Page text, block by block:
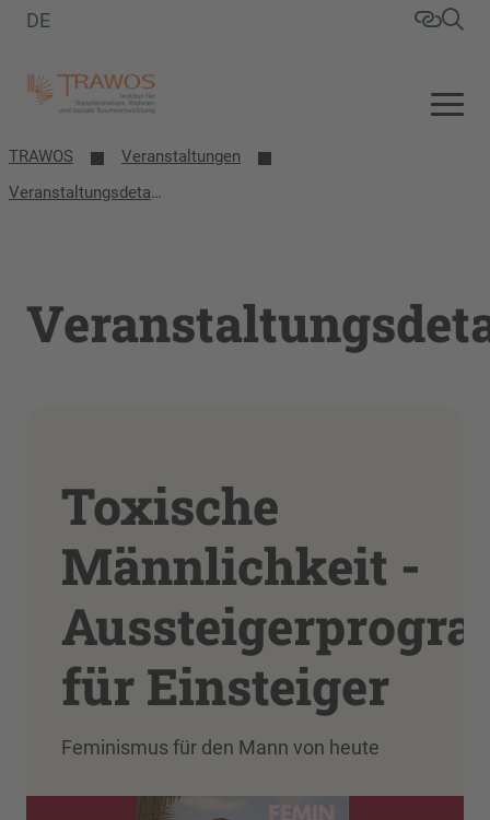
DE
TRAWOS
Veranstaltungen
Veranstaltungsdetails
Toxische
Männlichkeit -
für Einsteiger
Feminismus für den Mann von heute